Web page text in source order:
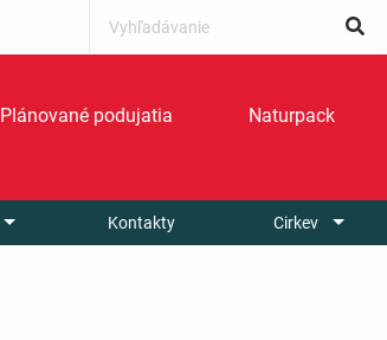
Plánované podujatia Naturpack
Kontakty Cirkev